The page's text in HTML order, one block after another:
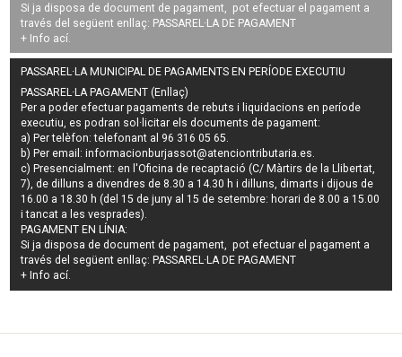
Si ja disposa de document de pagament, pot efectuar el pagament a
través del següent enllaç: PASSAREL·LA DE PAGAMENT
+ Info ací.
PASSAREL·LA MUNICIPAL DE PAGAMENTS EN PERÍODE EXECUTIU
PASSAREL·LA PAGAMENT (Enllaç)
Per a poder efectuar pagaments derebuts i liquidacions en període
executiu, es podran sol·licitar els documents de pagament:
a) Per telèfon: telefonant al 96 316 05 65.
b) Per email:informacionburjassot@atenciontributaria.es.
c) Presencialment: en l'Oficina de recaptació (C/ Màrtirs de la Llibertat,
7), de dilluns a divendres de 8.30 a 14.30 h i dilluns, dimarts i dijous de
16.00 a 18.30 h (del 15 de juny al 15 de setembre: horari de 8.00 a 15.00
i tancat a les vesprades).
PAGAMENT EN LÍNIA:
Si ja disposa de document de pagament, pot efectuar el pagament a
través del següent enllaç: PASSAREL·LA DE PAGAMENT
+ Info ací.